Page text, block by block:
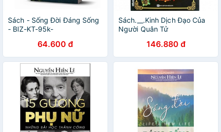
Sách - Sống Đời Đáng Sống
- BIZ-KT-95k-
64.600 đ
Sách.__.Kinh Dịch Đạo Của
Người Quân Tử
146.880 đ